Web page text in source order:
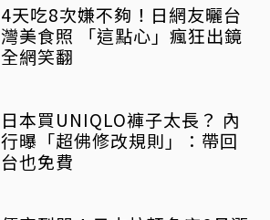
4天吃8次嫌不夠！日網友曬台
灣美食照 「這點心」瘋狂出鏡
全網笑翻
日本買UNIQLO褲子太長？ 內
行曝「超佛修改規則」：帶回
台也免費